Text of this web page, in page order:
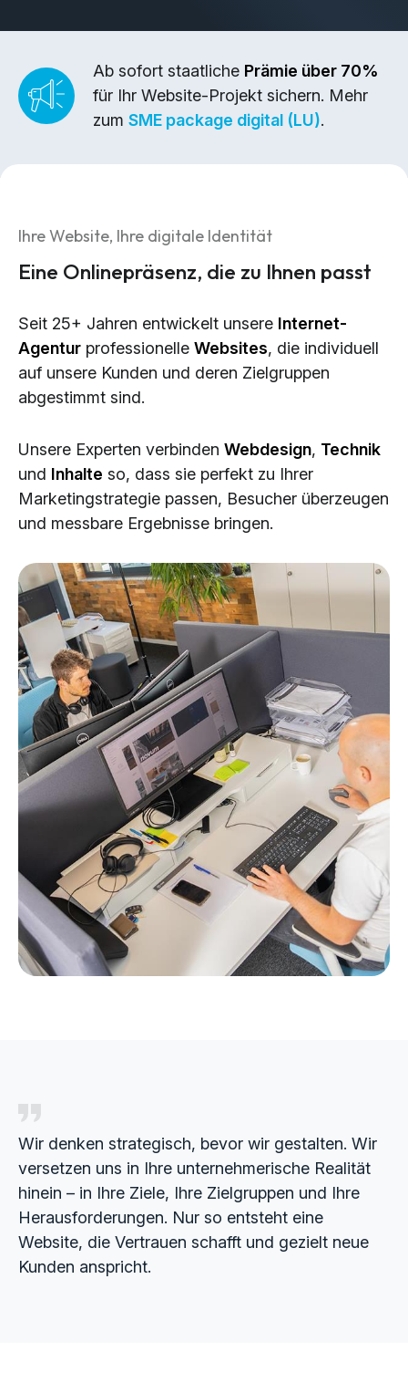
Websites
Content-Kreation & Storytelling
Marketing
Social Media Marketing (SMM)
E-Mail Marketing
Applications
Web-Applikationen
CMS - Content Management System
KI-Lösungen
Ab sofort staatliche Prämie über 70%
für Ihr Website-Projekt sichern. Mehr
zum SME package digital (LU).
Ihre Website, Ihre digitale Identität
Eine Onlinepräsenz, die zu Ihnen passt
Seit 25+ Jahren entwickelt unsere Internet-
Agentur professionelle Websites, die individuell
auf unsere Kunden und deren Zielgruppen
abgestimmt sind.
Unsere Experten verbinden Webdesign, Technik
und Inhalte so, dass sie perfekt zu Ihrer
Marketingstrategie passen, Besucher überzeugen
und messbare Ergebnisse bringen.
Wir denken strategisch, bevor wir gestalten. Wir
versetzen uns in Ihre unternehmerische Realität
hinein – in Ihre Ziele, Ihre Zielgruppen und Ihre
Herausforderungen. Nur so entsteht eine
Website, die Vertrauen schafft und gezielt neue
Kunden anspricht.